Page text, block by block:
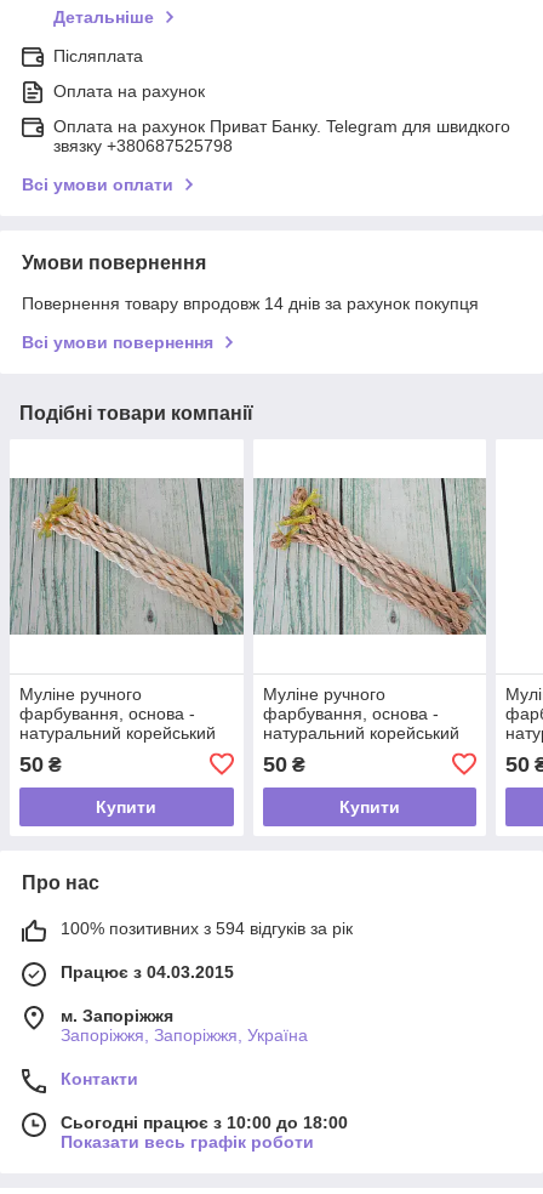
Детальніше
Післяплата
Оплата на рахунок
Оплата на рахунок Приват Банку. Telegram для швидкого
звязку +380687525798
Всі умови оплати
Умови повернення
Повернення товару впродовж 14 днів за рахунок покупця
Всі умови повернення
Подібні товари компанії
Муліне ручного
фарбування, основа -
натуральний корейський
50 ₴
Купити
Муліне ручного
фарбування, основа -
натуральний корейський
50₴
Купити
50
Про нас
100% позитивних з 594 відгуків за рік
Працює з 04.03.2015
м. Запоріжжя
Запоріжжя, Запоріжжя, Україна
Контакти
Сьогодні працює з 10:00 до 18:00
Показати весь графік роботи